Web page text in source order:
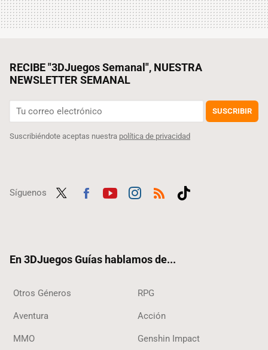
RECIBE "3DJuegos Semanal", NUESTRA
NEWSLETTER SEMANAL
SUSCRIBIR
Suscribiéndote aceptas nuestra política de privacidad
Síguenos
En 3DJuegos Guías hablamos de...
Otros Géneros RPG
Aventura Acción
MMO Genshin Impact